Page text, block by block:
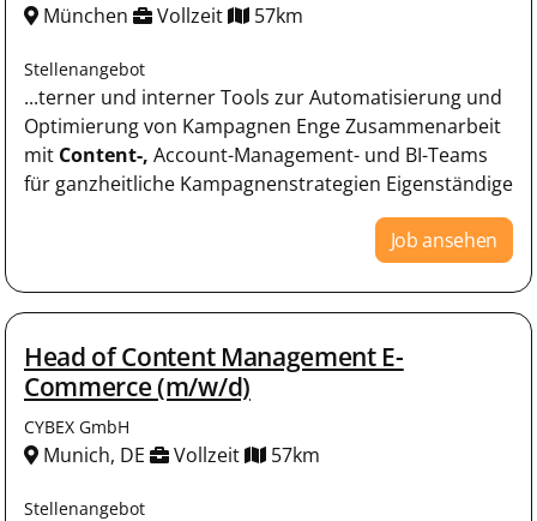
München Vollzeit 57km
Stellenangebot
...terner und interner Tools zur Automatisierung und
Optimierung von Kampagnen Enge Zusammenarbeit
mit Content-, Account-Management- und BI-Teams
für ganzheitliche Kampagnenstrategien Eigenständige
Job ansehen
Head of Content Management E-
Commerce (m/w/d)
CYBEX GmbH
Munich, DE Vollzeit 57km
Stellenangebot